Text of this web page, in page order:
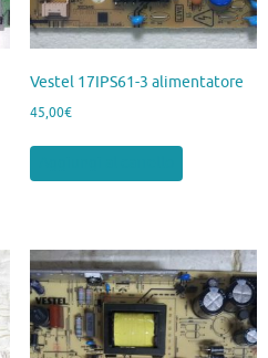
Vestel 17IPS61-3 alimentatore
45,00€